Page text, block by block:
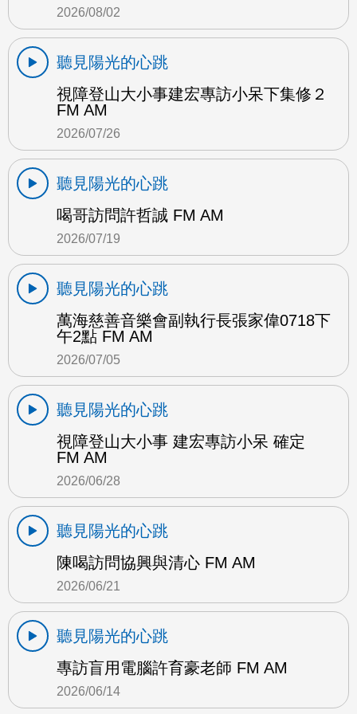
2026/08/02
聽見陽光的心跳
視障登山大小事建宏專訪小呆下集修２
FM AM
2026/07/26
聽見陽光的心跳
喝哥訪問許哲誠 FM AM
2026/07/19
聽見陽光的心跳
萬海慈善音樂會副執行長張家偉0718下
午2點 FM AM
2026/07/05
聽見陽光的心跳
視障登山大小事 建宏專訪小呆 確定
FM AM
2026/06/28
聽見陽光的心跳
陳喝訪問協興與清心 FM AM
2026/06/21
聽見陽光的心跳
專訪盲用電腦許育豪老師 FM AM
2026/06/14